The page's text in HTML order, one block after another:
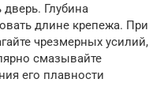
Глубина
длине крепежа. При
чрезмерных усилий,
смазывайте
его плавности